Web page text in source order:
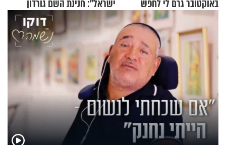
באוקטובר גרם לי לחפש
תשובות"
ישראל": חנינת השם גורדון
בריאיון מעורר השראה